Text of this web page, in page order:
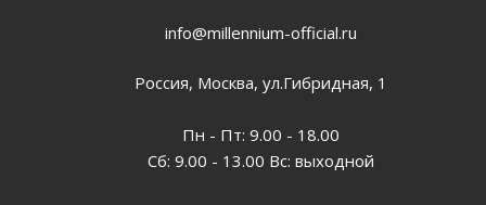
info@millennium-official.ru
Россия, Москва, ул.Гибридная, 1
Пн - Пт: 9.00 - 18.00
Сб: 9.00 - 13.00 Вс: выходной